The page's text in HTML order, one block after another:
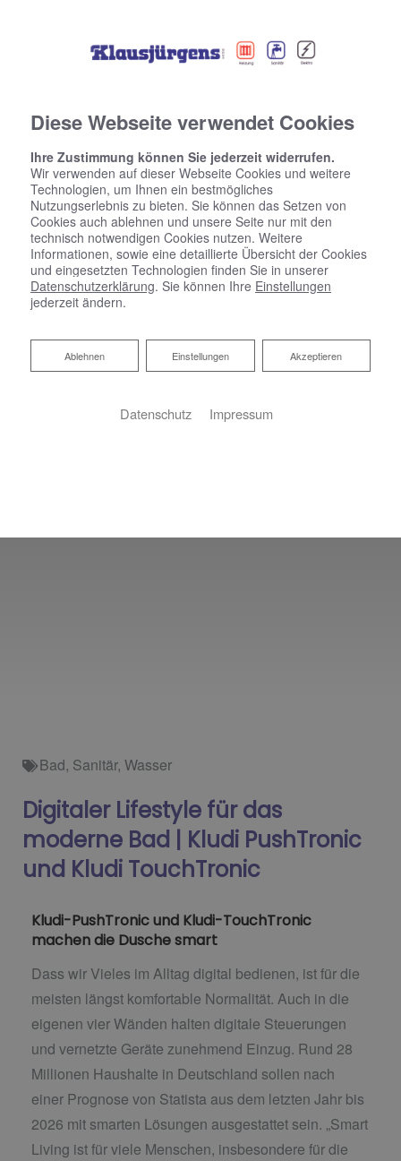
Bad, Sanitär, Wasser
Digitaler Lifestyle für das
moderne Bad | Kludi PushTronic
und Kludi TouchTronic
Kludi-PushTronic und Kludi-TouchTronic
machen die Dusche smart
Dass wir Vieles im Alltag digital bedienen, ist für die
meisten längst komfortable Normalität. Auch in die
eigenen vier Wänden halten digitale Steuerungen
und vernetzte Geräte zunehmend Einzug. Rund 28
Millionen Haushalte in Deutschland sollen nach
einer Prognose von Statista aus dem letzten Jahr bis
2026 mit smarten Lösungen ausgestattet sein. „Smart
Living ist für viele Menschen, insbesondere für die
Diese Webseite verwendet Cookies
Ihre Zustimmung können Sie jederzeit widerrufen.
Wir verwenden auf dieser Webseite Cookies und weitere
Technologien, um Ihnen ein bestmögliches
Nutzungserlebnis zu bieten. Sie können das Setzen von
Cookies auch ablehnen und unsere Seite nur mit den
technisch notwendigen Cookies nutzen. Weitere
Informationen, sowie eine detaillierte Übersicht der Cookies
und eingesetzten Technologien finden Sie in unserer
Datenschutzerklärung. Sie können Ihre Einstellungen
jederzeit ändern.
Akzeptieren
Einstellungen
Ablehnen
Ablehnen
Datenschutz Impressum